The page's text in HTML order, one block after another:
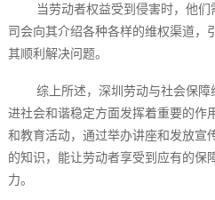
当劳动者权益受到侵害时，他
司会向其介绍各种各样的维权渠道，
其顺利解决问题。
综上所述，深圳劳动与社会保
进社会和谐稳定方面发挥着重要的作
和教育活动，通过举办讲座和发放宣
的知识，能让劳动者享受到应有的保
力。‍